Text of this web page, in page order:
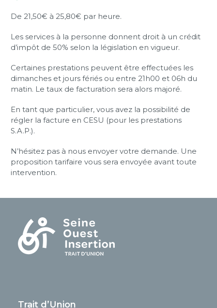
De 21,50€ à 25,80€ par heure.
Les services à la personne donnent droit à un crédit
d’impôt de 50% selon la législation en vigueur.
Certaines prestations peuvent être effectuées les
dimanches et jours fériés ou entre 21h00 et 06h du
matin. Le taux de facturation sera alors majoré.
En tant que particulier, vous avez la possibilité de
régler la facture en CESU (pour les prestations
S.A.P.).
N’hésitez pas à nous envoyer votre demande. Une
proposition tarifaire vous sera envoyée avant toute
intervention.
Trait d’Union